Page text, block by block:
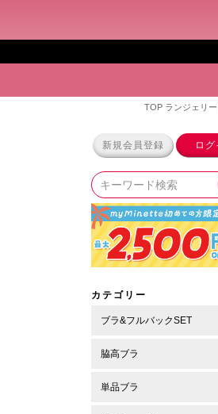
TOP ランジェリー
新規会員登録 ログ
カテゴリー
ブラ&フルバックSET
脇高ブラ
単品ブラ